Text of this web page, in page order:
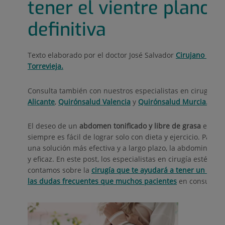
La abdominoplastia se recomienda para aquellos
que tienen exceso de piel y grasa en la región
abdominal, especialmente después de pérdidas
significativas de peso o embarazos.
Los candidatos ideales son personas en buen
estable y tienen expectativas realistas sobre los
resultados. Además, es crucial que las mujeres
hayan completado sus embarazos antes de
largo plazo.
Es importante acudir a un especialista en cirugía
estética para una cirugía segura.
¿Qué beneficios tiene la
abdominoplastia para los
pacientes?
tener el vientre plano
definitiva
Texto elaborado por el doctor José Salvador Cirujano
Torrevieja.
Consulta también con nuestros especialistas en cirugía
Alicante, Quirónsalud Valencia y Quirónsalud Murcia..
El deseo de un abdomen tonificado y libre de grasa es un
siempre es fácil de lograr solo con dieta y ejercicio. Para
una solución más efectiva y a largo plazo, la
y eficaz. En este post, los especialistas en cirugía estética
contamos sobre la cirugía que te ayudará a tener un
las dudas frecuentes que muchos pacientes en consulta